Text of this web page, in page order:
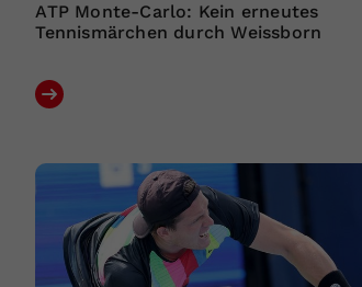
ATP Monte-Carlo: Kein erneutes
Tennismärchen durch Weissborn